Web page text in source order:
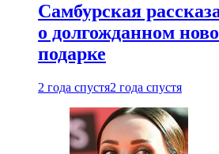
Самбурская
о долгожданном
подарке
2 года спустя2 года спустя